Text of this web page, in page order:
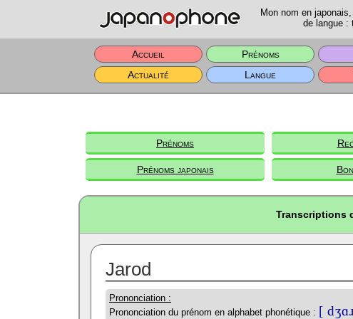
Mon nom en
de langue :
Accueil Prénoms
Actualité
Langue
Prénoms
Prénoms japonais
Transcriptions
Jarod
Prononciation :
Prononciation du prénom en alphabet phonétique : [